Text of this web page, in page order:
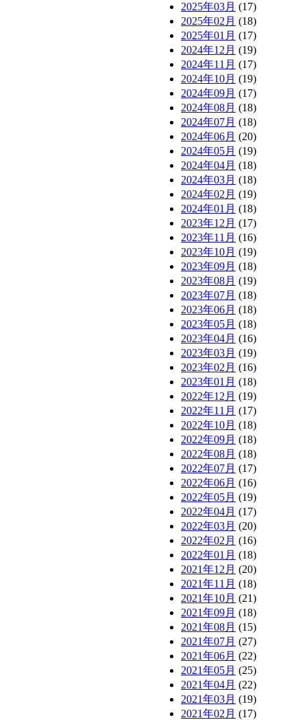
2025年03月 (17)
2025年02月 (18)
2025年01月 (17)
2024年12月 (19)
2024年11月 (17)
2024年10月 (19)
2024年09月 (17)
2024年08月 (18)
2024年07月 (18)
2024年06月 (20)
2024年05月 (19)
2024年04月 (18)
2024年03月 (18)
2024年02月 (19)
2024年01月 (18)
2023年12月 (17)
2023年11月 (16)
2023年10月 (19)
2023年09月 (18)
2023年08月 (19)
2023年07月 (18)
2023年06月 (18)
2023年05月 (18)
2023年04月 (16)
2023年03月 (19)
2023年02月 (16)
2023年01月 (18)
2022年12月 (19)
2022年11月 (17)
2022年10月 (18)
2022年09月 (18)
2022年08月 (18)
2022年07月 (17)
2022年06月 (16)
2022年05月 (19)
2022年04月 (17)
2022年03月 (20)
2022年02月 (16)
2022年01月 (18)
2021年12月 (20)
2021年11月 (18)
2021年10月 (21)
2021年09月 (18)
2021年08月 (15)
2021年07月 (27)
2021年06月 (22)
2021年05月 (25)
2021年04月 (22)
2021年03月 (19)
2021年02月 (17)